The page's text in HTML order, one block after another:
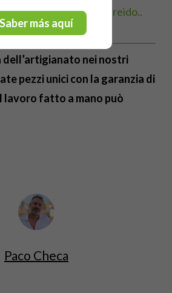
agli utensili Shureido..
dell’artigianato nei nostri
pezzi unici con la garanzia di
lavoro fatto a mano può
Paco Checa
Saber más aquí